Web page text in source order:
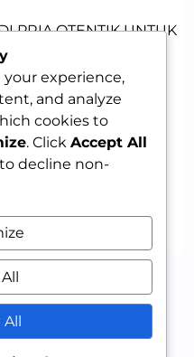
PRIA OTENTIK UNTUK
KEPERCAYAAN DIRI
experience,
and analyze
cookies to
. Click Accept All
to decline non-